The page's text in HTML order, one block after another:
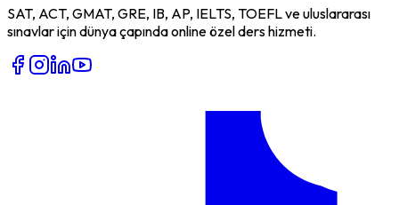
SAT, ACT, GMAT, GRE, IB, AP, IELTS, TOEFL ve uluslararası
sınavlar için dünya çapında online özel ders hizmeti.